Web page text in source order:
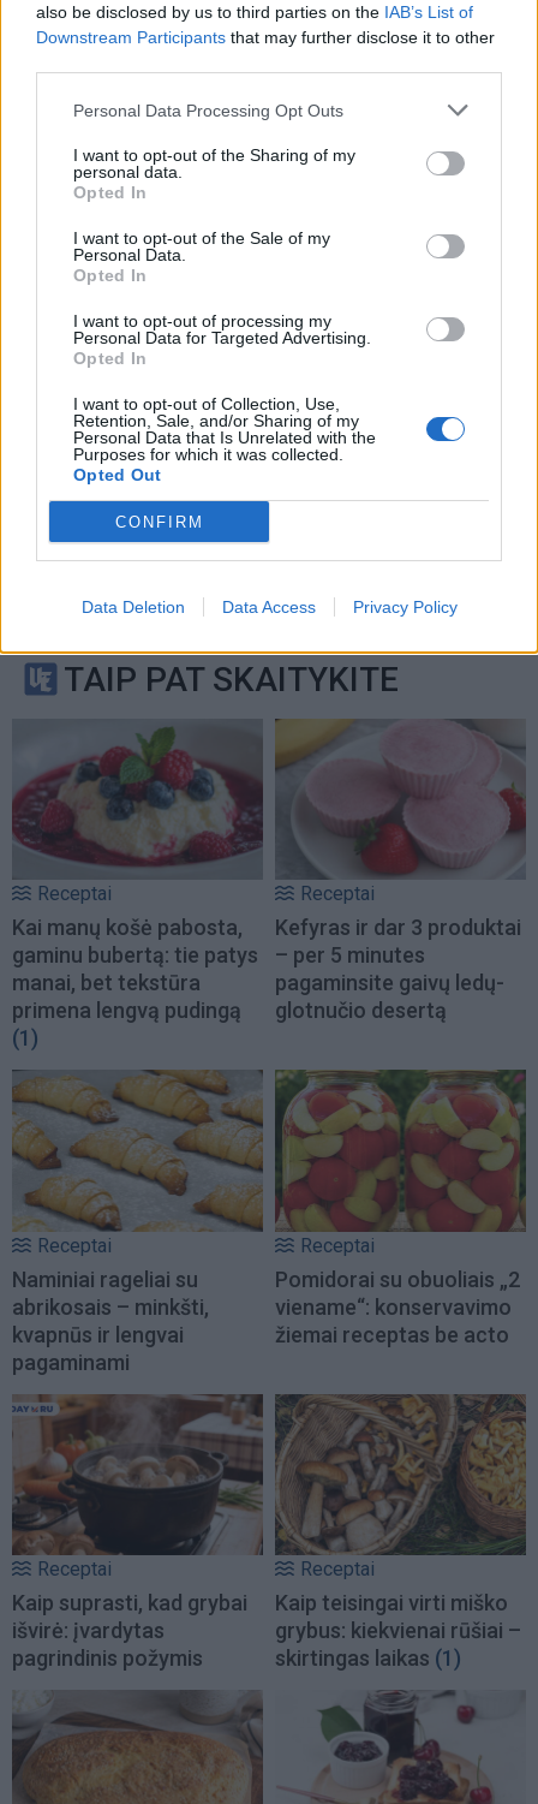
also be disclosed by us to third parties on the IAB’s List of
Downstream Participants that may further disclose it to other
Personal Data Processing Opt Outs
I want to opt-out of the Sharing of my
personal data.
Opted In
I want to opt-out of the Sale of my
Personal Data.
Opted In
I want to opt-out of processing my
Personal Data for Targeted Advertising.
Opted In
I want to opt-out of Collection, Use,
Retention, Sale, and/or Sharing of my
Personal Data that Is Unrelated with the
Purposes for which it was collected.
Opted Out
CONFIRM
Data Deletion Data Access Privacy Policy
Sutinku sutaisyklėmis
This site is protected by
Serviceapply.
TAIP PAT SKAITYKITE
Receptai
Kai manų košė pabosta,
gaminu bubertą: tie patys
manai, bet tekstūra
primena lengvą pudingą
(1)
Receptai
Kefyras ir dar 3 produktai
– per 5 minutes
pagaminsite gaivų ledų-
glotnučio desertą
Receptai
Naminiai rageliai su
abrikosais – minkšti,
kvapnūs ir lengvai
pagaminami
Receptai
Pomidorai su obuoliais „2
viename“: konservavimo
žiemai receptas be acto
Receptai
Kaip suprasti, kad grybai
išvirė: įvardytas
pagrindinis požymis
Receptai
Kaip teisingai virti miško
grybus: kiekvienai rūšiai –
skirtingas laikas (1)